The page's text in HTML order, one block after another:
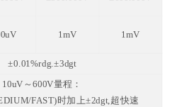
1mV 1mV
±0.01%rdg.±3dgt
10uV～600V量程：
FAST)时加上±2dgt,超快速